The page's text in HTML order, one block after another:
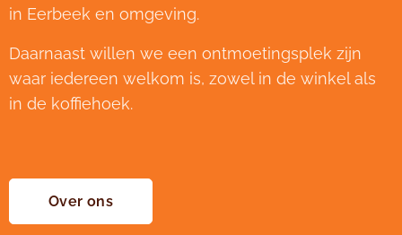
in Eerbeek en omgeving.
Daarnaast willen we een ontmoetingsplek zijn
waar iedereen welkom is, zowel in de winkel als
in de koffiehoek.
Over ons